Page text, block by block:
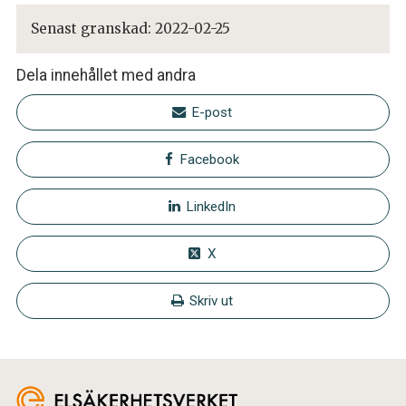
Senast granskad: 2022-02-25
Dela innehållet med andra
E-post
Facebook
LinkedIn
X
Skriv ut